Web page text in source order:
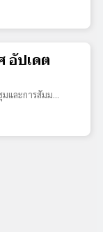
อัปเดต
มและการสัมม…